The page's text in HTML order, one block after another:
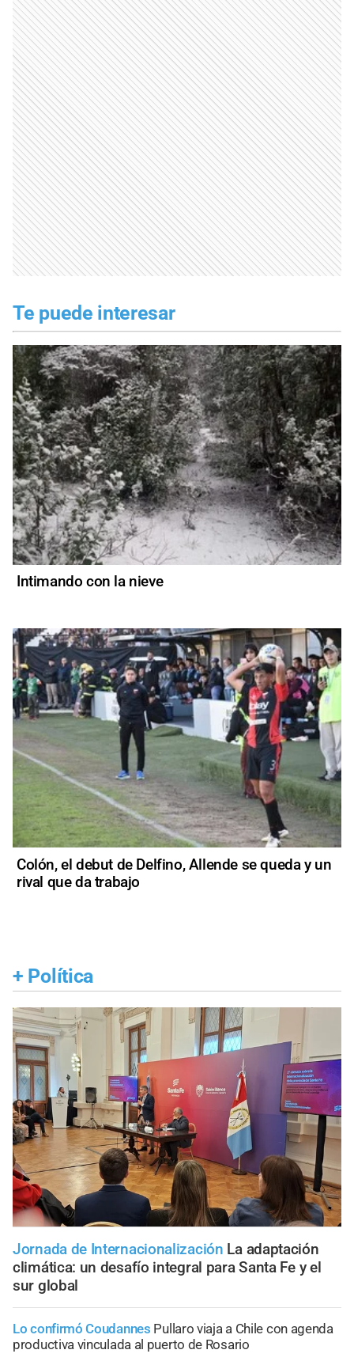
Te puede interesar
Intimando con la nieve
Colón, el debut de Delfino, Allende se queda y un
rival que da trabajo
+ Política
Jornada de Internacionalización La adaptación
climática: un desafío integral para Santa Fe y el
sur global
Lo confirmó Coudannes Pullaro viaja a Chile con agenda
productiva vinculada al puerto de Rosario